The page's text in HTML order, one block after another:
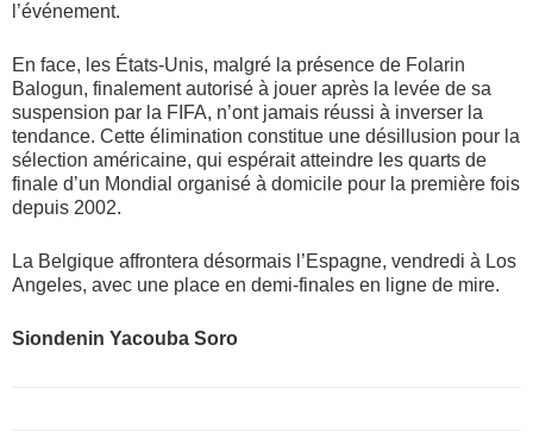
l’événement.
En face, les États-Unis, malgré la présence de Folarin
Balogun, finalement autorisé à jouer après la levée de sa
suspension par la FIFA, n’ont jamais réussi à inverser la
tendance. Cette élimination constitue une désillusion pour la
sélection américaine, qui espérait atteindre les quarts de
finale d’un Mondial organisé à domicile pour la première fois
depuis 2002.
La Belgique affrontera désormais l’Espagne, vendredi à Los
Angeles, avec une place en demi-finales en ligne de mire.
Siondenin Yacouba Soro